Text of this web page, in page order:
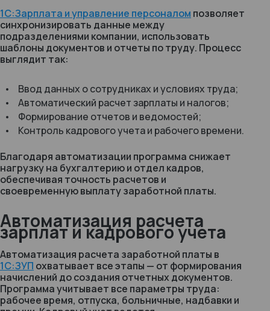
1С:Зарплата и управление персоналом позволяет
синхронизировать данные между
подразделениями компании, использовать
шаблоны документов и отчеты по труду. Процесс
выглядит так:
Ввод данных о сотрудниках и условиях труда;
Автоматический расчет зарплаты и налогов;
Формирование отчетов и ведомостей;
Контроль кадрового учета и рабочего времени.
Благодаря автоматизации программа снижает
нагрузку на бухгалтерию и отдел кадров,
обеспечивая точность расчетов и
своевременную выплату заработной платы.
Автоматизация расчета
зарплат и кадрового учета
Автоматизация расчета заработной платы в
1С:ЗУП охватывает все этапы — от формирования
начислений до создания отчетных документов.
Программа учитывает все параметры труда:
рабочее время, отпуска, больничные, надбавки и